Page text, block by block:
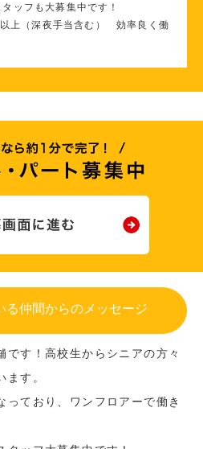
ッフも大募集中です！
上（深夜手当含む） 効率良く働
る仲間からのメッセージ
です！高校生からシニアの方々
ます。
っており、ワンフロアーで働き